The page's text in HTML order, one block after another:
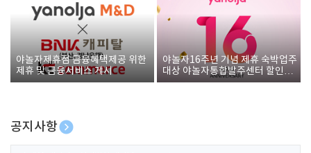
야놀자제휴점 금융혜택제공 위한
제휴 및 금융서비스 게시
야놀자16주년 기념 제휴 숙박업주
대상 야놀자통합발주센터 할인쿠
폰 증정
공지사항
[호텔업] 개인정보 처리방침 개정본2 (19.09.02)